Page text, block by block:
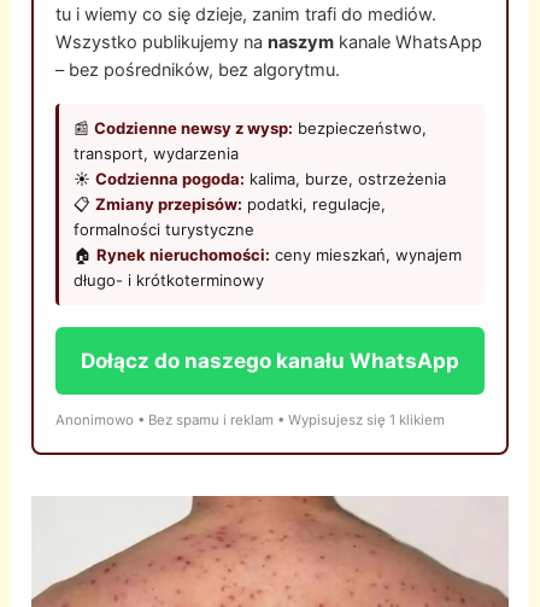
tu i wiemy co się dzieje, zanim trafi do mediów.
Wszystko publikujemy nanaszym kanale WhatsApp
– bez pośredników, bez algorytmu.
📰Codzienne newsy z wysp: bezpieczeństwo,
transport, wydarzenia
☀️Codzienna pogoda: kalima, burze, ostrzeżenia
📋Zmiany przepisów: podatki, regulacje,
formalności turystyczne
🏠Rynek nieruchomości: ceny mieszkań, wynajem
długo- i krótkoterminowy
Dołącz do naszego kanału WhatsApp
Anonimowo • Bez spamu i reklam • Wypisujesz się 1 klikiem